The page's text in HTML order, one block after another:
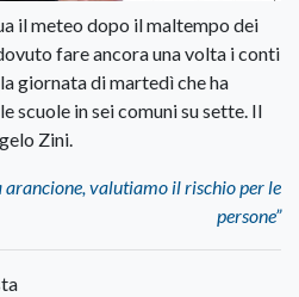
il meteo dopo il maltempo dei
fare ancora una volta i conti
giornata di martedì che ha
scuole in sei comuni su sette. Il
Zini.
arancione, valutiamo il rischio per le
persone”